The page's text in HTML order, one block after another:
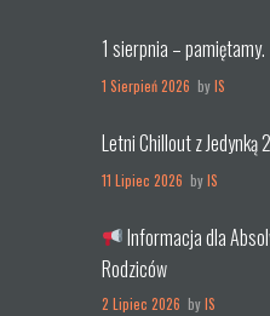
1 sierpnia – pamiętamy.
1 Sierpień 2026 byIS
Letni Chillout z Jedynką
11 Lipiec 2026 byIS
Informacja dla
Rodziców
2 Lipiec 2026 byIS